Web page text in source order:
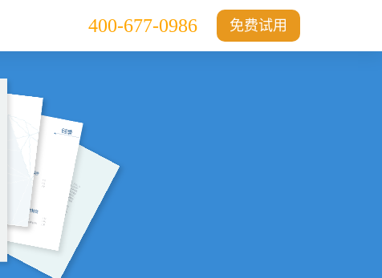
免费试用
400-677-0986